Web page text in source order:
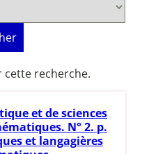
recherche.
et de sciences
N° 2. p.
et langagières